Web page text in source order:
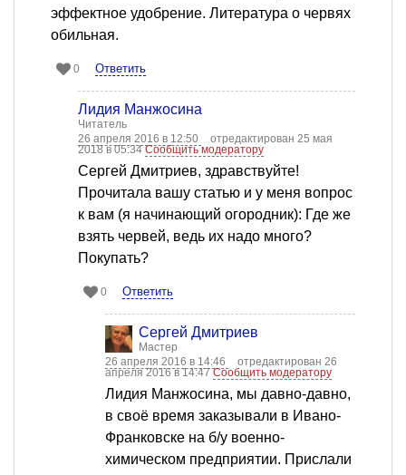
эффектное удобрение. Литература о червях
обильная.
0 Ответить
Лидия Манжосина
Читатель
26 апреля 2016 в 12:50
отредактирован 25 мая
2018 в 05:34Сообщить модератору
Сергей Дмитриев, здравствуйте!
Прочитала вашу статью и у меня вопрос
к вам (я начинающий огородник): Где же
взять червей, ведь их надо много?
Покупать?
0 Ответить
Сергей Дмитриев
Мастер
26 апреля 2016 в 14:46
отредактирован 26
апреля 2016 в 14:47Сообщить модератору
Лидия Манжосина, мы давно-давно,
в своё время заказывали в Ивано-
Франковске на б/у военно-
химическом предприятии. Прислали